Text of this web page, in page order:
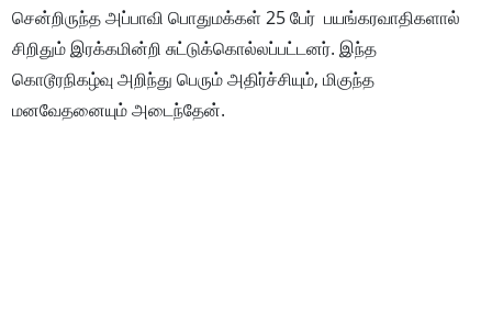
சென்றிருந்த அப்பாவி பொதுமக்கள் 25 பேர் பயங்கரவாதிகளால்
சிறிதும் இரக்கமின்றி சுட்டுக்கொல்லப்பட்டனர். இந்த
கொடூரநிகழ்வு அறிந்து பெரும் அதிர்ச்சியும், மிகுந்த
மனவேதனையும் அடைந்தேன்.